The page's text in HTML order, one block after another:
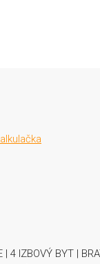
| 4 IZBOVÝ BYT |